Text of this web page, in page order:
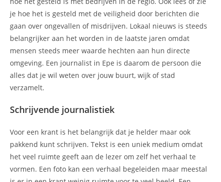
je hoe het is gesteld met de veiligheid door berichten die
gaan over ongevallen of misdrijven. Lokaal nieuws is steeds
belangrijker aan het worden in de laatste jaren omdat
mensen steeds meer waarde hechten aan hun directe
omgeving. Een journalist in Epe is daarom de persoon die
alles dat je wil weten over jouw buurt, wijk of stad
verzamelt.
Schrijvende journalistiek
Voor een krant is het belangrijk dat je helder maar ook
pakkend kunt schrijven. Tekst is een uniek medium omdat
het veel ruimte geeft aan de lezer om zelf het verhaal te
vormen. Een foto kan een verhaal begeleiden maar meestal